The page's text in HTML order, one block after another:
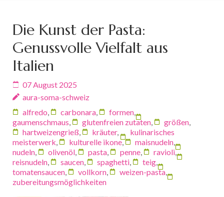
Die Kunst der Pasta:
Genussvolle Vielfalt aus
Italien
07 August 2025
aura-soma-schweiz
alfredo
carbonara formen
gaumenschmaus
glutenfreien zutaten größen
hartweizengrieß
kräuter,
kulinarisches
meisterwerk
kulturelle ikone, maisnudeln
nudeln
olivenöl pasta penne ravioli,
reisnudeln
saucen spaghetti teig
tomatensaucen
vollkorn weizen-pasta
zubereitungsmöglichkeiten